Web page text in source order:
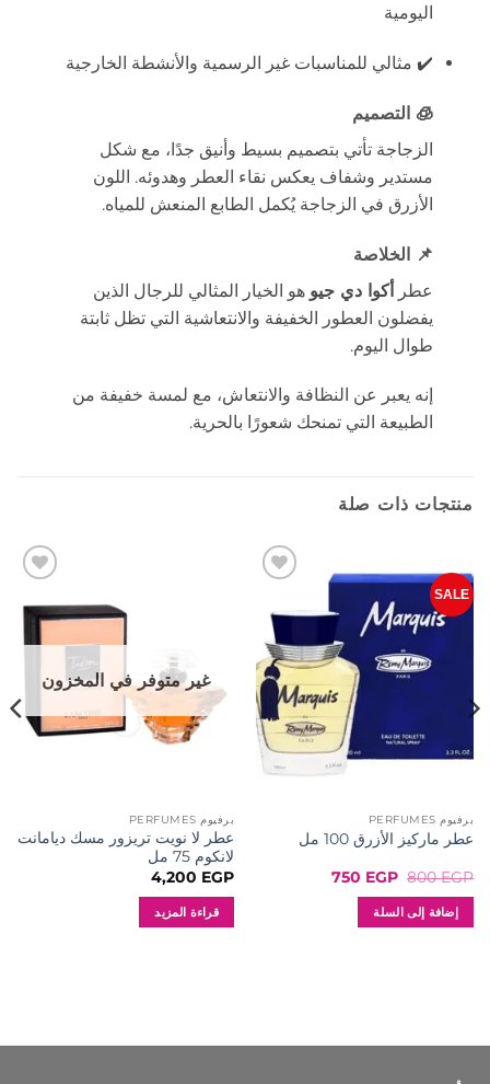
اليومية
✔️ مثالي للمناسبات غير الرسمية والأنشطة الخارجية
🧊 التصميم
الزجاجة تأتي بتصميم بسيط وأنيق جدًا، مع شكل
مستدير وشفاف يعكس نقاء العطر وهدوئه. اللون
الأزرق في الزجاجة يُكمل الطابع المنعش للمياه.
📌 الخلاصة
عطر أكوا دي جيو هو الخيار المثالي للرجال الذين
يفضلون العطور الخفيفة والانتعاشية التي تظل ثابتة
طوال اليوم.
إنه يعبر عن النظافة والانتعاش، مع لمسة خفيفة من
الطبيعة التي تمنحك شعورًا بالحرية.
منتجات ذات صلة
SALE
إلى
المفضلة
برفيوم PERFUMES
عطر ماركيز الأزرق 100 مل
800EGP
السعر
هو:
800 EGP.
750 EGP
السعر
إضافة إلى السلة
إلى
المفضلة
غير متوفر في المخزون
برفيوم PERFUMES
عطر لا نويت تريزور مسك ديامانت
لانكوم 75 مل
4,200 EGP
قراءة المزيد